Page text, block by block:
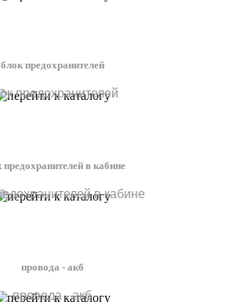
блок предохранителей
предохранителей
предохранителей в кабине
в кабине
провода - акб
провода - акб